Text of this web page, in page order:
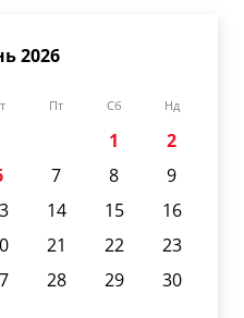
2026
Пт Сб Нд
1
2
7 8
9
14 15
16
21 22
23
28 29
30